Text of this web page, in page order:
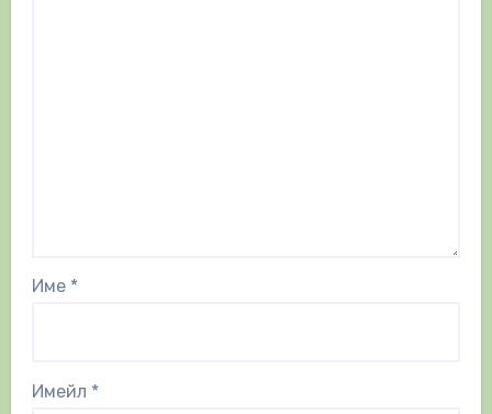
Име *
Имейл *